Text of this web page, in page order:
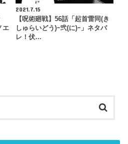
エ
2021.7.15
【呪術廻戦】56話「起首雷同(き
しゅらいどう)ｰ弐(に)ｰ」ネタバ
レ！伏…